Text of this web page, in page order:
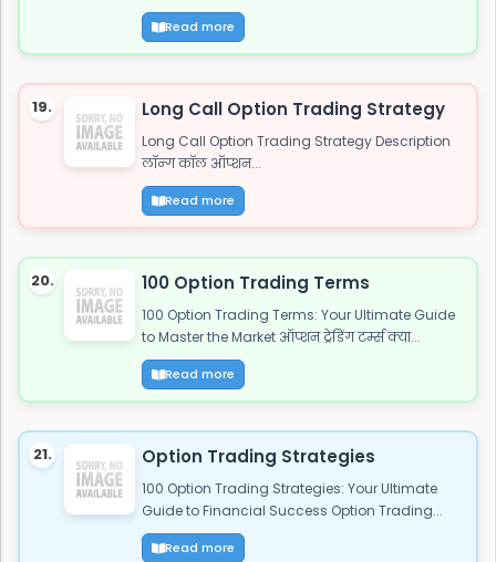
Read more
19. Long Call Option Trading Strategy
Long Call Option Trading Strategy Description
लॉन्ग कॉल ऑप्शन...
Read more
20. 100 Option Trading Terms
100 Option Trading Terms: Your Ultimate Guide
to Master the Market ऑप्शन ट्रेडिंग टर्म्स क्या...
Read more
21. Option Trading Strategies
100 Option Trading Strategies: Your Ultimate
Guide to Financial Success Option Trading...
Read more